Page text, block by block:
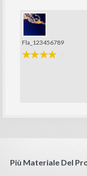
Fla_123456789
Più Materiale Del